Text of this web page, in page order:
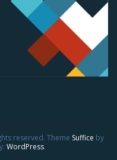
reserved. Theme Suffice by
WordPress.